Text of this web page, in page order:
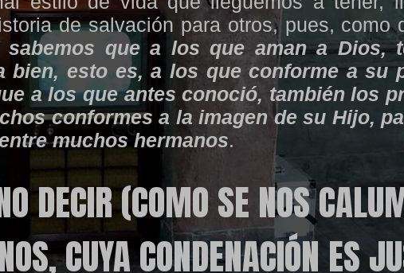
de salvación para otros, pues, como
sabemos que a los que aman a Dios,
bien, esto es, a los que conforme a su
a los que antes conoció, también los
conformes a la imagen de su Hijo,
muchos hermanos.
DECIR (COMO SE NOS
CUYA CONDENACIÓN ES